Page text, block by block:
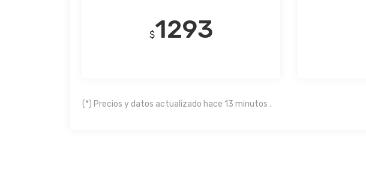
$1293
(*) Precios y datos actualizado hace 13 minutos .